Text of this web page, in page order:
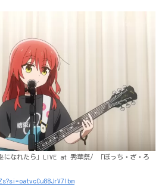
になれたら」LIVE at 秀華祭/ 「ぼっち・ざ・ろ